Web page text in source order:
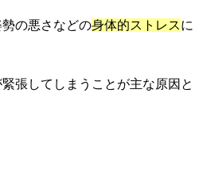
の悪さなどの身体的ストレスに
張してしまうことが主な原因と